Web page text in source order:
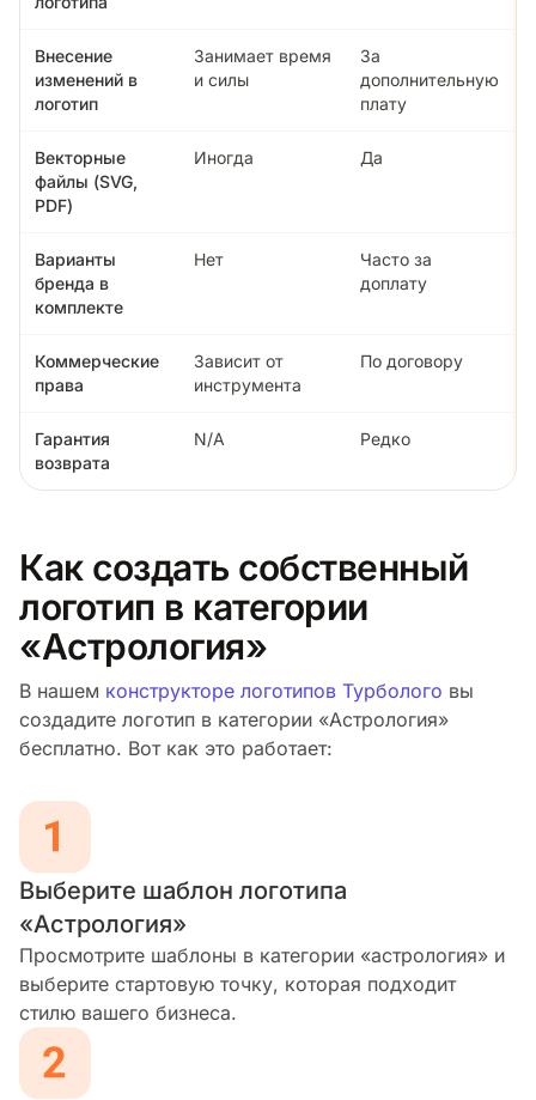
Внесение
изменений в
логотип
Занимает время
и силы
За
дополнительную
плату
Векторные
файлы (SVG,
PDF)
Иногда Да
Варианты
бренда в
комплекте
Нет
Часто за
доплату
Коммерческие
права
Зависит от
инструмента
По договору
Гарантия
возврата
N/A Редко
Как создать собственный
логотип в категории
«Астрология»
В нашем конструкторе логотипов Турболого вы
создадите логотип в категории «Астрология»
бесплатно. Вот как это работает:
Выберите шаблон логотипа
«Астрология»
Просмотрите шаблоны в категории «астрология» и
выберите стартовую точку, которая подходит
стилю вашего бизнеса.